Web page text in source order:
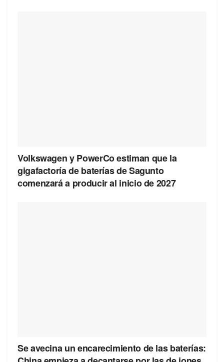
Volkswagen y PowerCo estiman que la
gigafactoría de baterías de Sagunto
comenzará a producir al inicio de 2027
Se avecina un encarecimiento de las baterías: